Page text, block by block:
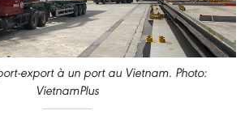
export à un port au Vietnam. Photo:
VietnamPlus